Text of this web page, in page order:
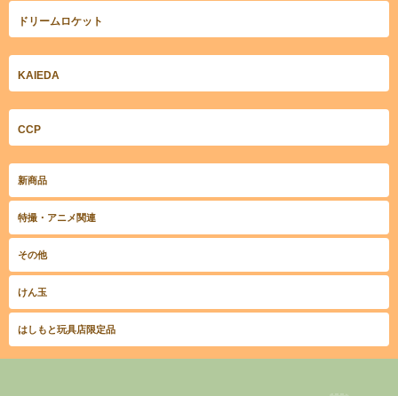
ドリームロケット
KAIEDA
CCP
新商品
特撮・アニメ関連
その他
けん玉
はしもと玩具店限定品